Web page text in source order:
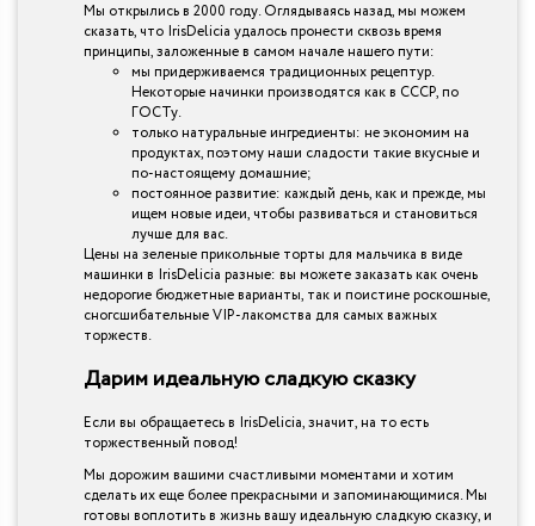
Мы открылись в 2000 году. Оглядываясь назад, мы можем
сказать, что IrisDelicia удалось пронести сквозь время
принципы, заложенные в самом начале нашего пути:
мы придерживаемся традиционных рецептур.
Некоторые начинки производятся как в СССР, по
ГОСТу.
только натуральные ингредиенты: не экономим на
продуктах, поэтому наши сладости такие вкусные и
по-настоящему домашние;
постоянное развитие: каждый день, как и прежде, мы
ищем новые идеи, чтобы развиваться и становиться
лучше для вас.
Цены на зеленые прикольные торты для мальчика в виде
машинки в IrisDelicia разные: вы можете заказать как очень
недорогие бюджетные варианты, так и поистине роскошные,
сногсшибательные VIP-лакомства для самых важных
торжеств.
Дарим идеальную сладкую сказку
Если вы обращаетесь в IrisDelicia, значит, на то есть
торжественный повод!
Мы дорожим вашими счастливыми моментами и хотим
сделать их еще более прекрасными и запоминающимися. Мы
готовы воплотить в жизнь вашу идеальную сладкую сказку, и